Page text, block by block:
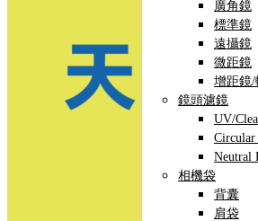
廣角鏡
標準鏡
遠攝鏡
微距鏡
增距鏡/
鏡頭濾鏡
UV/
Neutral
相機袋
背囊
肩袋